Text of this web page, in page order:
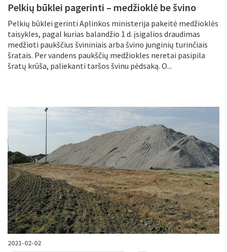
Tema
Pelkių būklei pagerinti – medžioklė be švino
Pelkių būklei gerinti Aplinkos ministerija pakeitė medžioklės
taisykles, pagal kurias balandžio 1 d. įsigalios draudimas
medžioti paukščius švininiais arba švino junginių turinčiais
šratais. Per vandens paukščių medžiokles neretai pasipila
šratų krūša, paliekanti taršos švinu pėdsaką. O...
2021-02-02